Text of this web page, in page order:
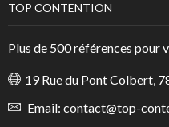
TOP CONTENTION
Plus de 500 références
19 Rue du Pont Colbert,
Email: contact@top-